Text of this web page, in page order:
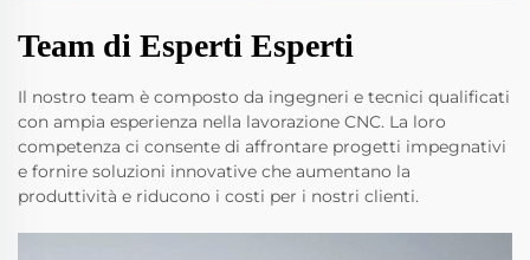
Team di Esperti Esperti
Il nostro team è composto da ingegneri e tecnici qualificati
con ampia esperienza nella lavorazione CNC. La loro
competenza ci consente di affrontare progetti impegnativi
e fornire soluzioni innovative che aumentano la
produttività e riducono i costi per i nostri clienti.